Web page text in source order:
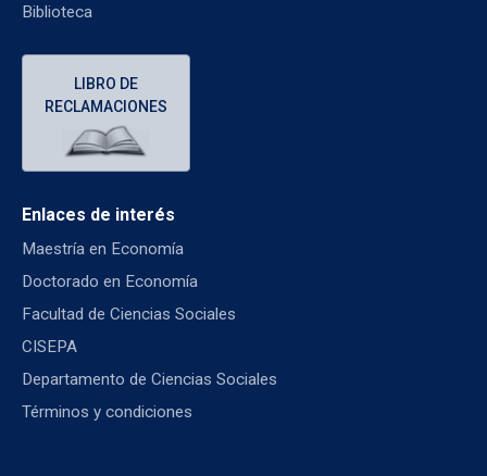
Biblioteca
LIBRO DE
RECLAMACIONES
Enlaces de interés
Maestría en Economía
Doctorado en Economía
Facultad de Ciencias Sociales
CISEPA
Departamento de Ciencias Sociales
Términos y condiciones